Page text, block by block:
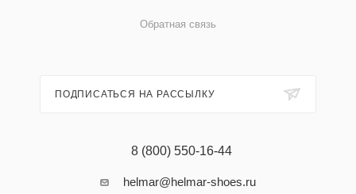
Обратная связь
ПОДПИСАТЬСЯ НА РАССЫЛКУ
8 (800) 550-16-44
helmar@helmar-shoes.ru